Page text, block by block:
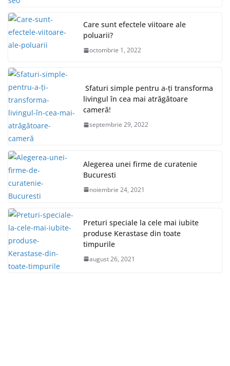
Care sunt efectele viitoare ale
poluarii?
octombrie 1, 2022
Sfaturi simple pentru a-ți transforma
livingul în cea mai atrăgătoare
cameră!
septembrie 29, 2022
Alegerea unei firme de curatenie
Bucuresti
noiembrie 24, 2021
Preturi speciale la cele mai iubite
produse Kerastase din toate
timpurile
august 26, 2021